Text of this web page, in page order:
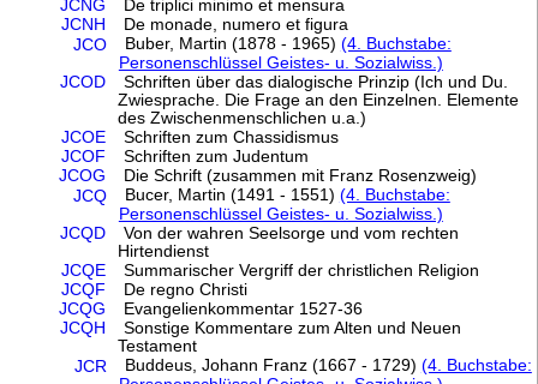
JCNG
De triplici minimo et mensura
JCNH
De monade, numero et figura
JCO Buber, Martin (1878 - 1965) (4. Buchstabe:
Personenschlüssel Geistes- u. Sozialwiss.)
JCOD
Schriften über das dialogische Prinzip (Ich und Du.
Zwiesprache. Die Frage an den Einzelnen. Elemente
des Zwischenmenschlichen u.a.)
JCOE
Schriften zum Chassidismus
JCOF
Schriften zum Judentum
JCOG
Die Schrift (zusammen mit Franz Rosenzweig)
JCQ Bucer, Martin (1491 - 1551) (4. Buchstabe:
Personenschlüssel Geistes- u. Sozialwiss.)
JCQD
Von der wahren Seelsorge und vom rechten
Hirtendienst
JCQE
Summarischer Vergriff der christlichen Religion
JCQF
De regno Christi
JCQG
Evangelienkommentar 1527-36
JCQH
Sonstige Kommentare zum Alten und Neuen
Testament
JCR Buddeus, Johann Franz (1667 - 1729) (4. Buchstabe: